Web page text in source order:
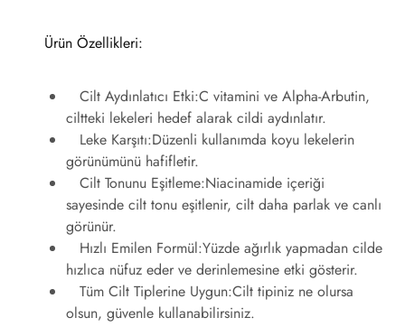
Ürün Özellikleri:
Cilt Aydınlatıcı Etki:C vitamini ve Alpha-Arbutin,
ciltteki lekeleri hedef alarak cildi aydınlatır.
Leke Karşıtı:Düzenli kullanımda koyu lekelerin
görünümünü hafifletir.
Cilt Tonunu Eşitleme:Niacinamide içeriği
sayesinde cilt tonu eşitlenir, cilt daha parlak ve canlı
görünür.
Hızlı Emilen Formül:Yüzde ağırlık yapmadan cilde
hızlıca nüfuz eder ve derinlemesine etki gösterir.
Tüm Cilt Tiplerine Uygun:Cilt tipiniz ne olursa
olsun, güvenle kullanabilirsiniz.